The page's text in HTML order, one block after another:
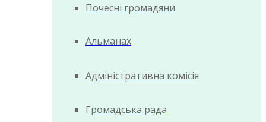
Почесні громадяни
Альманах
Адміністративна комісія
Громадська рада